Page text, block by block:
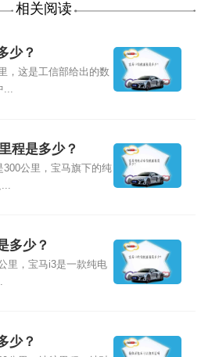
相关阅读
少？
，这是工信部给出的数
...
程是多少？
公里，宝马旗下的纯
...
多少？
里，宝马i3是一款纯电
少？